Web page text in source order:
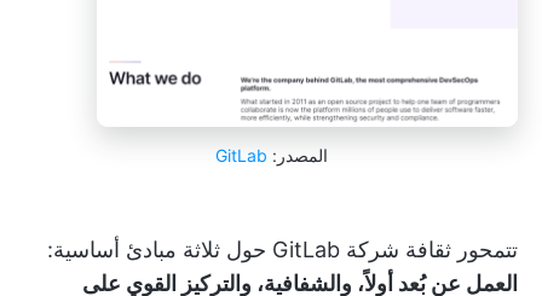
المصدر: GitLab
تتمحور ثقافة شركة GitLab حول ثلاثة مبادئ أساسية:
العمل عن بُعد أولاً، والشفافية، والتركيز القوي على